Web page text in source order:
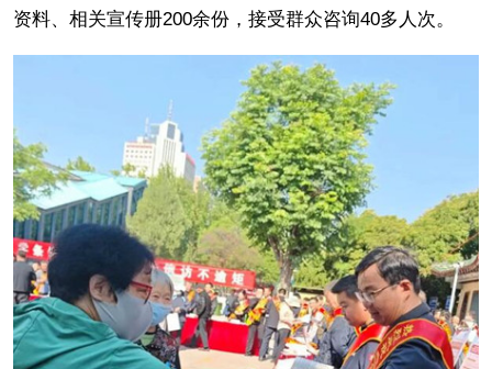
资料、相关宣传册200余份，接受群众咨询40多人次。